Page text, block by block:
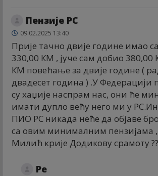
Пензије РС
09.02.2025 13:40
Прије тачно двије године имао
330,00 КМ , јуче сам добио 380,00
КМ повећање за двије године (
двадесет година ) .У Федерацији
су хаџије наспрам нас, они ће
имати дупло већу него ми у
ПИО РС никада неће да објаве
са овим минималним пензијама
Милић крије Додикову срамоту
Ре